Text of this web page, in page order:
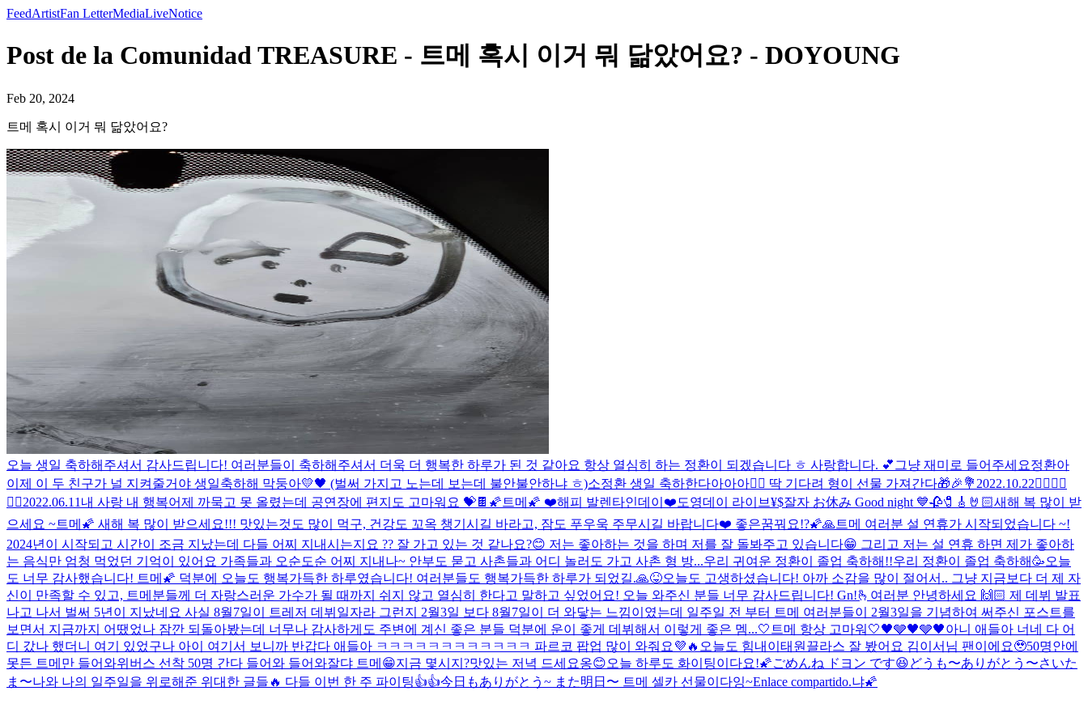
FeedArtistFan LetterMediaLiveNotice
Post de la Comunidad TREASURE - 트메 혹시 이거 뭐 닮았어요? - DOYOUNG
Feb 20, 2024
트메 혹시 이거 뭐 닮았어요?
오늘 생일 축하해주셔서 감사드립니다! 여러분들이 축하해주셔서 더욱 더 행복한 하루가 된 것 같아요 항상 열심히 하는 정환이 되겠습니다 ㅎ 사랑합니다. 💕 그냥 재미로 들어주세요정환아
이제 이 두 친구가 널 지켜줄거야 생일축하해 막둥아💛🖤 (벌써 가지고 노는데 보는데 불안불안하냐 ㅎ)소정환 생일 축하한다아아아❤️‍🔥 딱 기다려 형이 선물 가져간다🎁🎉💐 2022.10.22❤️‍🔥❤️‍🔥
❤️‍🔥2022.06.11 내 사랑 내 행복어제 까묵고 못 올렸는데 공연장에 편지도 고마워요 💝🍫 🌠트메🌠 ❤️해피 발렌타인데이❤️도영데이 라이브¥$잘자 お休み Good night 💙🥀🧷🎸🤘🏻새해 복 많이 받
으세요 ~트메🌠 새해 복 많이 받으세요!!! 맛있는것도 많이 먹구, 건강도 꼬옥 챙기시길 바라고, 잠도 푸우욱 주무시길 바랍니다❤️ 좋은꿈꿔요!?🌠🙏 트메 여러분 설 연휴가 시작되었습니다 ~!
2024년이 시작되고 시간이 조금 지났는데 다들 어찌 지내시는지요 ?? 잘 가고 있는 것 같나요?😊 저는 좋아하는 것을 하며 저를 잘 돌봐주고 있습니다😁 그리고 저는 설 연휴 하면 제가 좋아하
는 음식만 엄청 먹었던 기억이 있어요 가족들과 오순도순 어찌 지내나~ 안부도 묻고 사촌들과 어디 놀러도 가고 사촌 형 방...우리 귀여운 정환이 졸업 축하해!!우리 정환이 졸업 축하해🥳오늘
도 너무 감사했습니다! 트메🌠 덕분에 오늘도 행복가득한 하루였습니다! 여러분들도 행복가득한 하루가 되었길.🙏😝오늘도 고생하셨습니다! 아까 소감을 많이 절어서.. 그냥 지금보다 더 제 자
신이 만족할 수 있고, 트메분들께 더 자랑스러운 가수가 될 때까지 쉬지 않고 열심히 한다고 말하고 싶었어요! 오늘 와주신 분들 너무 감사드립니다! Gn!🫰 여러분 안녕하세요 🙌🏻 제 데뷔 발표
나고 나서 벌써 5년이 지났네요 사실 8월7일이 트레저 데뷔일자라 그런지 2월3일 보다 8월7일이 더 와닿는 느낌이였는데 일주일 전 부터 트메 여러분들이 2월3일을 기념하여 써주신 포스트를
보면서 지금까지 어땠었나 잠깐 되돌아봤는데 너무나 감사하게도 주변에 계신 좋은 분들 덕분에 운이 좋게 데뷔해서 이렇게 좋은 멤...🤍트메 항상 고마워🤍🖤🩶🖤🩶🖤아니 애들아 너네 다 어
디 갔나 했더니 여기 있었구나 아이 여기서 보니까 반갑다 애들아 ㅋㅋㅋㅋㅋㅋㅋㅋㅋㅋㅋㅋ 파르코 팝업 많이 와줘요💜🔥 오늘도 힘내 이태원끌라스 잘 봤어요 김이서님 팬이에요🥹50명안에
못든 트메만 들어와위버스 선착 50명 간다 들어와 들어와잘댜 트메😁지금 몇시지?맛있는 저녁 드세요옹😊오늘 하루도 화이팅이다요!🌠ごめんね ドヨン です😆どうも〜ありがとう〜さいた
ま〜나와 나의 일주일을 위로해준 위대한 글들🔥 다들 이번 한 주 파이팅👍👍今日もありがとう~ また明日〜 트메 셀카 선물이다잉~Enlace compartido.냐🌠